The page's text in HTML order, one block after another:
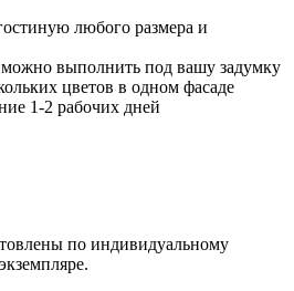
любого размера и
можно выполнить под вашу задумку
цветов в одном фасаде
1-2 рабочих дней
по индивидуальному